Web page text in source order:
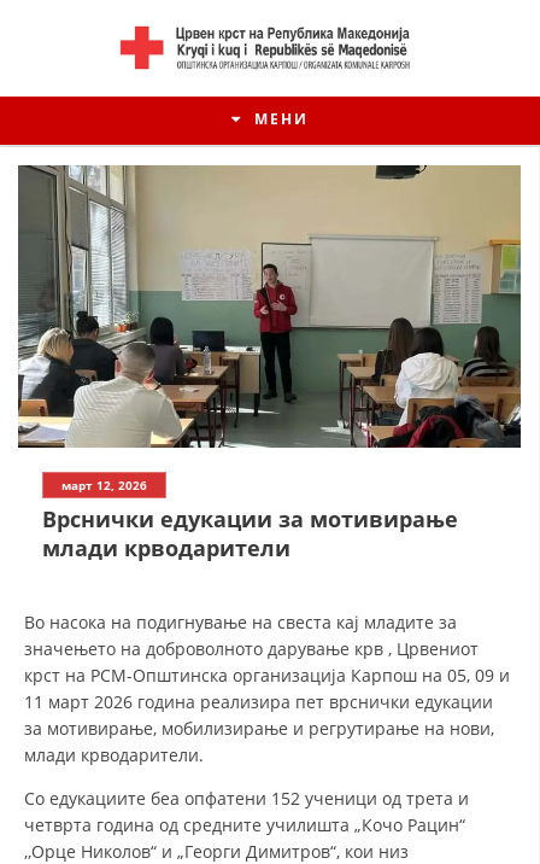
МЕНИ
СТРАТЕГИИ
ЕДУКАТИВНО ИНФОРМАТИВНИ МАТЕРИЈАЛИ
март 12, 2026
Врснички едукации за мотивирање
млади крводарители
Во насока на подигнување на свеста кај младите за
значењето на доброволното дарување крв , Црвениот
крст на РСМ-Општинска организација Карпош на 05, 09 и
11 март 2026 година реализира пет врснички едукации
за мотивирање, мобилизирање и регрутирање на нови,
млади крводарители.
Со едукациите беа опфатени 152 ученици од трета и
четврта година од средните училишта „Кочо Рацин“
,,Орце Николов“ и „Георги Димитров“, кои низ